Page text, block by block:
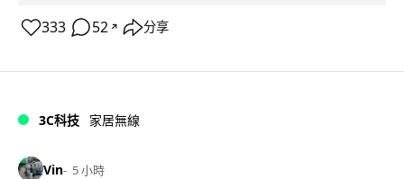
333 52 ↗ 分享
3C科技 家居無線
Vin 5 小時